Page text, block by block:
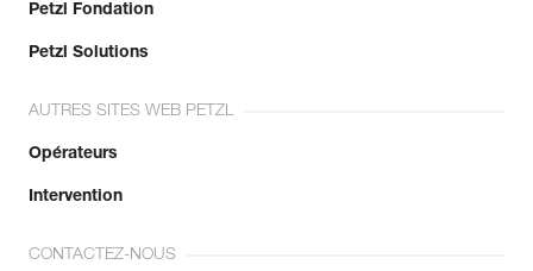
Petzl Fondation
Petzl Solutions
AUTRES SITES WEB PETZL
Opérateurs
Intervention
CONTACTEZ-NOUS